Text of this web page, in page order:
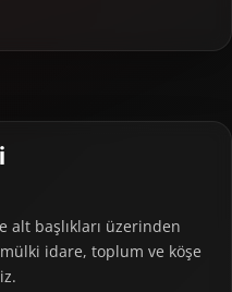
alt başlıkları üzerinden
idare, toplum ve köşe